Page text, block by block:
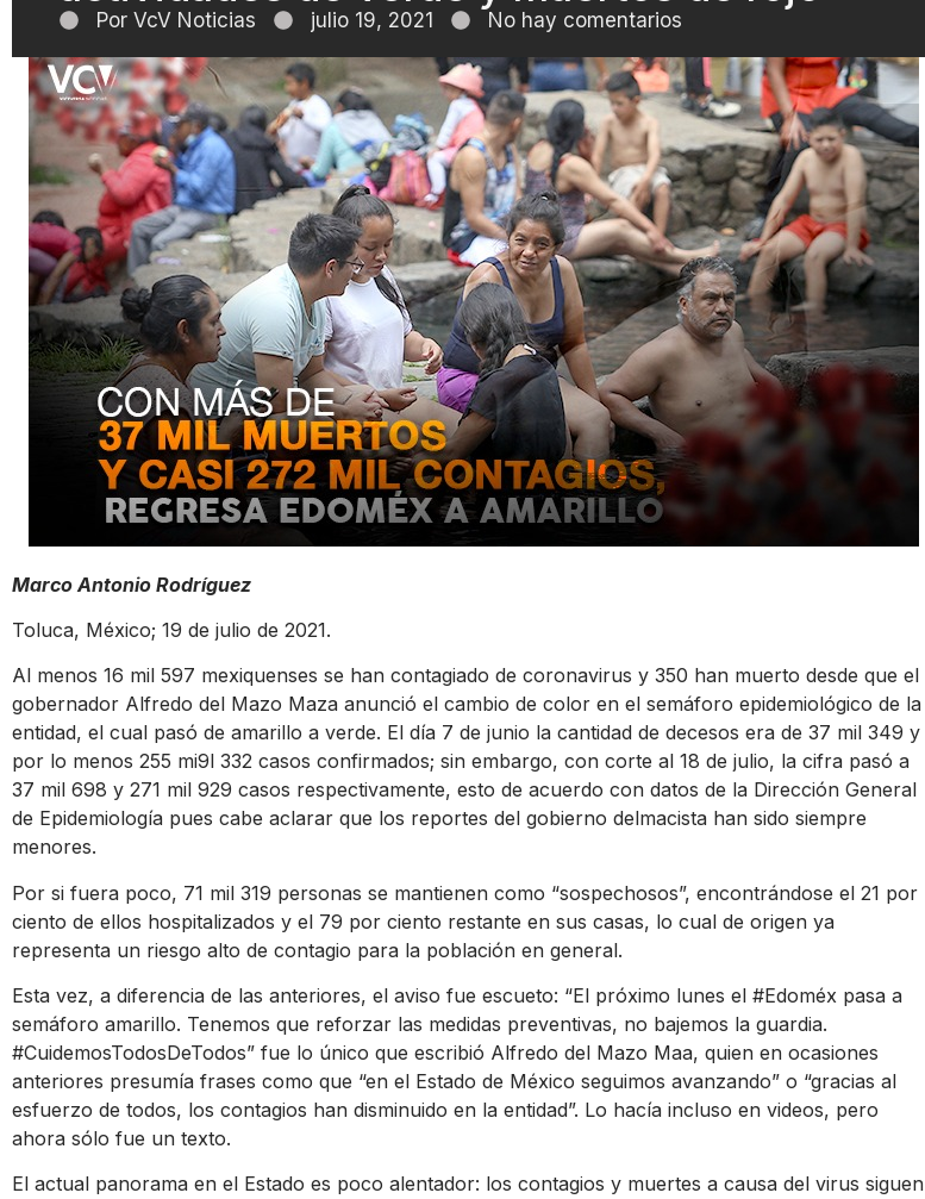
Por VcV Noticias julio 19, 2021 No hay comentarios
Marco Antonio Rodríguez
Toluca, México; 19 de julio de 2021.
Al menos 16 mil 597 mexiquenses se han contagiado de coronavirus y 350 han muerto desde que el
gobernador Alfredo del Mazo Maza anunció el cambio de color en el semáforo epidemiológico de la
entidad, el cual pasó de amarillo a verde. El día 7 de junio la cantidad de decesos era de 37 mil 349 y
por lo menos 255 mi9l 332 casos confirmados; sin embargo, con corte al 18 de julio, la cifra pasó a
37 mil 698 y 271 mil 929 casos respectivamente, esto de acuerdo con datos de la Dirección General
de Epidemiología pues cabe aclarar que los reportes del gobierno delmacista han sido siempre
menores.
Por si fuera poco, 71 mil 319 personas se mantienen como “sospechosos”, encontrándose el 21 por
ciento de ellos hospitalizados y el 79 por ciento restante en sus casas, lo cual de origen ya
representa un riesgo alto de contagio para la población en general.
Esta vez, a diferencia de las anteriores, el aviso fue escueto: “El próximo lunes el #Edoméx pasa a
semáforo amarillo. Tenemos que reforzar las medidas preventivas, no bajemos la guardia.
#CuidemosTodosDeTodos” fue lo único que escribió Alfredo del Mazo Maa, quien en ocasiones
anteriores presumía frases como que “en el Estado de México seguimos avanzando” o “gracias al
esfuerzo de todos, los contagios han disminuido en la entidad”. Lo hacía incluso en videos, pero
ahora sólo fue un texto.
El actual panorama en el Estado es poco alentador: los contagios y muertes a causa del virus siguen